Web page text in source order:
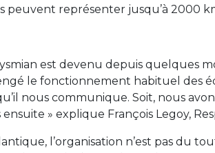
peuvent représenter jusqu’à 2000
est devenu depuis quelques
le fonctionnement habituel des
nous communique. Soit, nous
» explique François Legoy,
l’organisation n’est pas du